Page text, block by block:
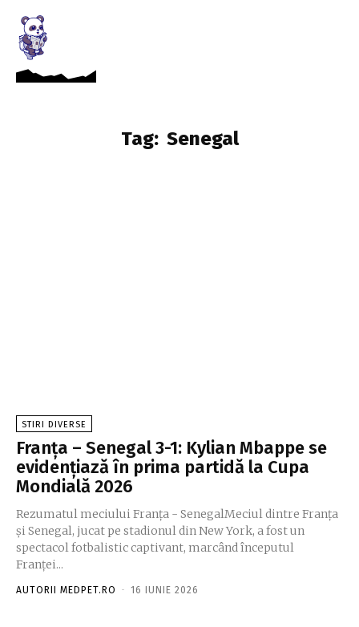
Tag: Senegal
STIRI DIVERSE
Franța – Senegal 3-1: Kylian Mbappe se
evidențiază în prima partidă la Cupa
Mondială 2026
Rezumatul meciului Franța - SenegalMeciul dintre Franța
și Senegal, jucat pe stadionul din New York, a fost un
spectacol fotbalistic captivant, marcând începutul
Franței...
AUTORII MEDPET.RO - 16 IUNIE 2026